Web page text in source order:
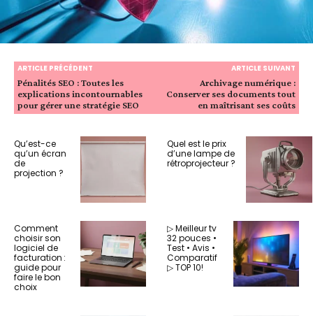
ARTICLE PRÉCÉDENT
Pénalités SEO : Toutes les
explications incontournables
pour gérer une stratégie SEO
ARTICLE SUIVANT
Archivage numérique :
Conserver ses documents tout
en maîtrisant ses coûts
Qu’est-ce
qu’un écran
de
projection ?
Quel est le prix
d’une lampe de
rétroprojecteur ?
Comment
choisir son
logiciel de
facturation :
guide pour
faire le bon
choix
▷ Meilleur tv
32 pouces •
Test • Avis •
Comparatif
▷ TOP 10!